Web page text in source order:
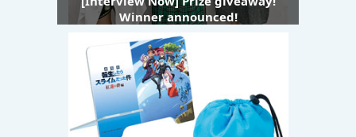
Winner announced!